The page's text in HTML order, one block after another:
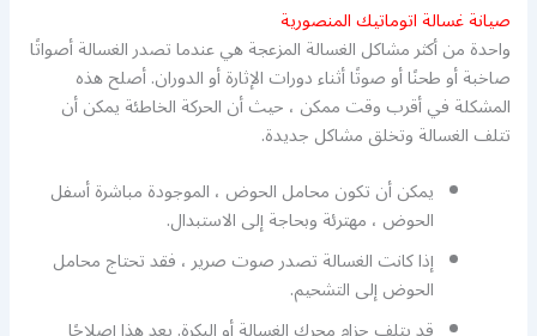
صيانة غسالة اتوماتيك المنصورية
واحدة من أكثر مشاكل الغسالة المزعجة هي عندما تصدر الغسالة أصواتًا
صاخبة أو طحنًا أو صوتًا أثناء دورات الإثارة أو الدوران. أصلح هذه
المشكلة في أقرب وقت ممكن ، حيث أن الحركة الخاطئة يمكن أن
تتلف الغسالة وتخلق مشاكل جديدة.
يمكن أن تكون محامل الحوض ، الموجودة مباشرة أسفل
الحوض ، مهترئة وبحاجة إلى الاستبدال.
إذا كانت الغسالة تصدر صوت صرير ، فقد تحتاج محامل
الحوض إلى التشحيم.